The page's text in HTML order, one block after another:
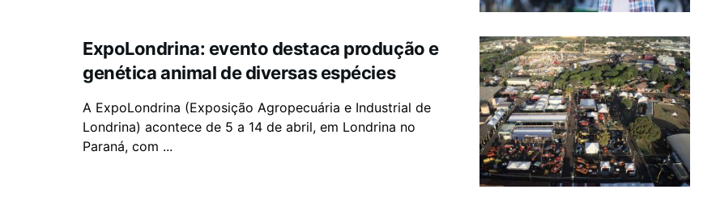
ExpoLondrina: evento destaca produção e
genética animal de diversas espécies
A ExpoLondrina (Exposição Agropecuária e Industrial de
Londrina) acontece de 5 a 14 de abril, em Londrina no
Paraná, com ...